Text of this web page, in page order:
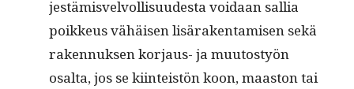
jestämisvelvol­lisu­ud­es­ta voidaan sal­lia
poikkeus vähäisen lisärak­en­tamisen sekä
raken­nuk­sen kor­jaus- ja muu­tostyön
osalta, jos se kiin­teistön koon, maas­ton tai